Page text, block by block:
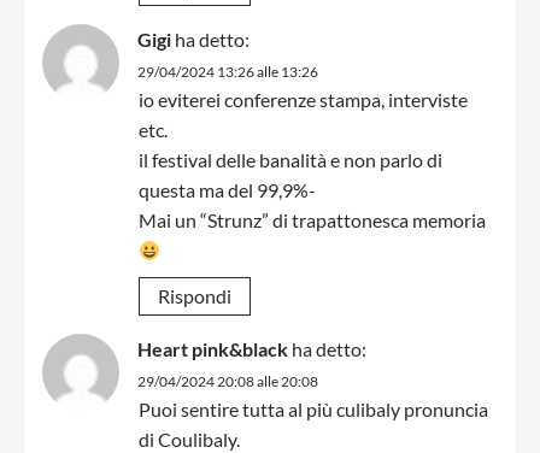
Gigi ha detto:
29/04/2024 13:26 alle 13:26
io eviterei conferenze stampa, interviste
etc.
il festival delle banalità e non parlo di
questa ma del 99,9%-
Mai un “Strunz” di trapattonesca memoria
Rispondi
Heart pink&black ha detto:
29/04/2024 20:08 alle 20:08
Puoi sentire tutta al più culibaly pronuncia
di Coulibaly.